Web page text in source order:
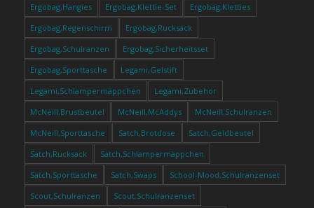
Ergobag,Hangies
Ergobag,Klettie-Set
Ergobag,Kletties
Ergobag,Regenschirm
Ergobag,Rucksack
Ergobag,Schulranzen
Ergobag,Sicherheitsset
Ergobag,Sporttasche
Legami,Gelstift
Legami,Schlampermäppchen
Legami,Zubehör
McNeill,Brustbeutel
McNeill,McAddys
McNeill,Schulranzen
McNeill,Sporttasche
Satch,Brotdose
Satch,Geldbeutel
Satch,Rucksack
Satch,Schlampermäppchen
Satch,Sporttasche
Satch,Swaps
School-Mood,Schulranzenset
Scout,Schulranzen
Scout,Schulranzenset